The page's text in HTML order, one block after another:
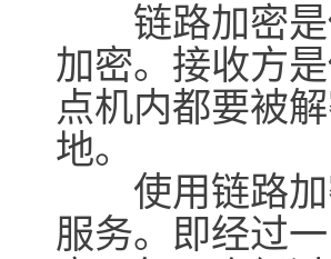
链路加密是
加密。接收方
点机内都要被
地。
使用链路加
服务。即经过